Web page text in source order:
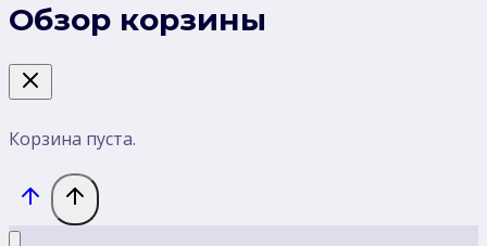
Обзор корзины
Корзина пуста.